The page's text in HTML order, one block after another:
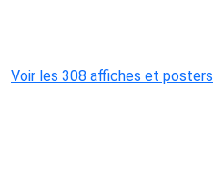
Voir les 308 affiches et posters